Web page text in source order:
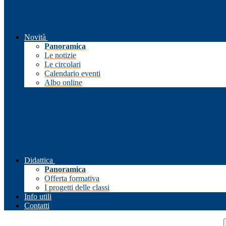
Novità
Panoramica
Le notizie
Le circolari
Calendario eventi
Albo online
Didattica
Panoramica
Offerta formativa
I progetti delle classi
Info utili
Contatti